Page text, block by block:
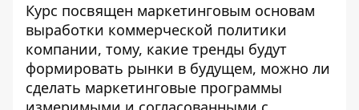
Курс посвящен маркетинговым основам
выработки коммерческой политики
компании, тому, какие тренды будут
формировать рынки в будущем, можно ли
сделать маркетинговые программы